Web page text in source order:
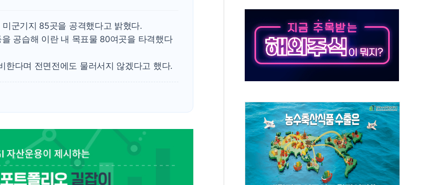
이란, 오만과 호르무즈 해협 재개방 합의 막바지.."美와 직접 협상 없어"
[오늘의 국회일정] 상임위·세미나·기자회견·주요 정당 - 8월 7일
[민주 당권주자 일정] 송영길·정청래·김민석 후보 - 8월 7일
李대통령, 오늘 오후 2시 부동산정책 2차 점검회의…주택 공급 대책 막바지 조율
군기지 85곳을 공격했다고 밝혔다.
공습해 이란 내 목표물 80여곳을 타격했다
한다며 전면전에도 물러서지 않겠다고 했다.